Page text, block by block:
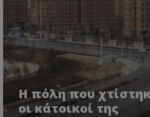
Η πόλη που
οι κάτοικοί της